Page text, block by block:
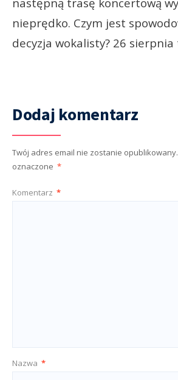
nieprędko. Czym jest
decyzja wokalisty? 26 sierpnia
Dodaj komentarz
Twój adres email nie zostanie opublikowany.
oznaczone *
Komentarz *
Nazwa *